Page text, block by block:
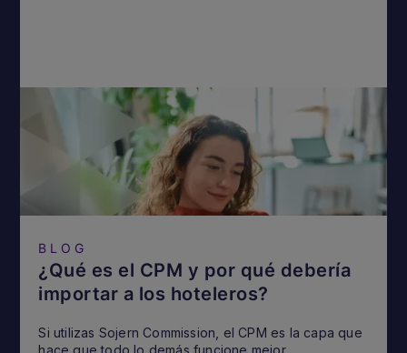
BLOG
¿Qué es el CPM y por qué debería
importar a los hoteleros?
Si utilizas Sojern Commission, el CPM es la capa que
hace que todo lo demás funcione mejor.